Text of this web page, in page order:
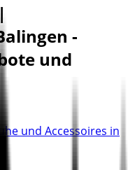
-
und
und Accessoires in